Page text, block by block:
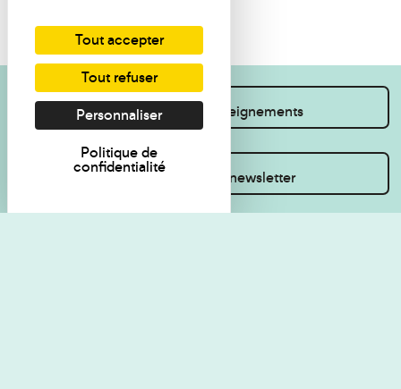
Je souhaite des renseignements
Inscrivez-vous à la newsletter
Tout accepter
Tout refuser
Personnaliser
Politique de
confidentialité